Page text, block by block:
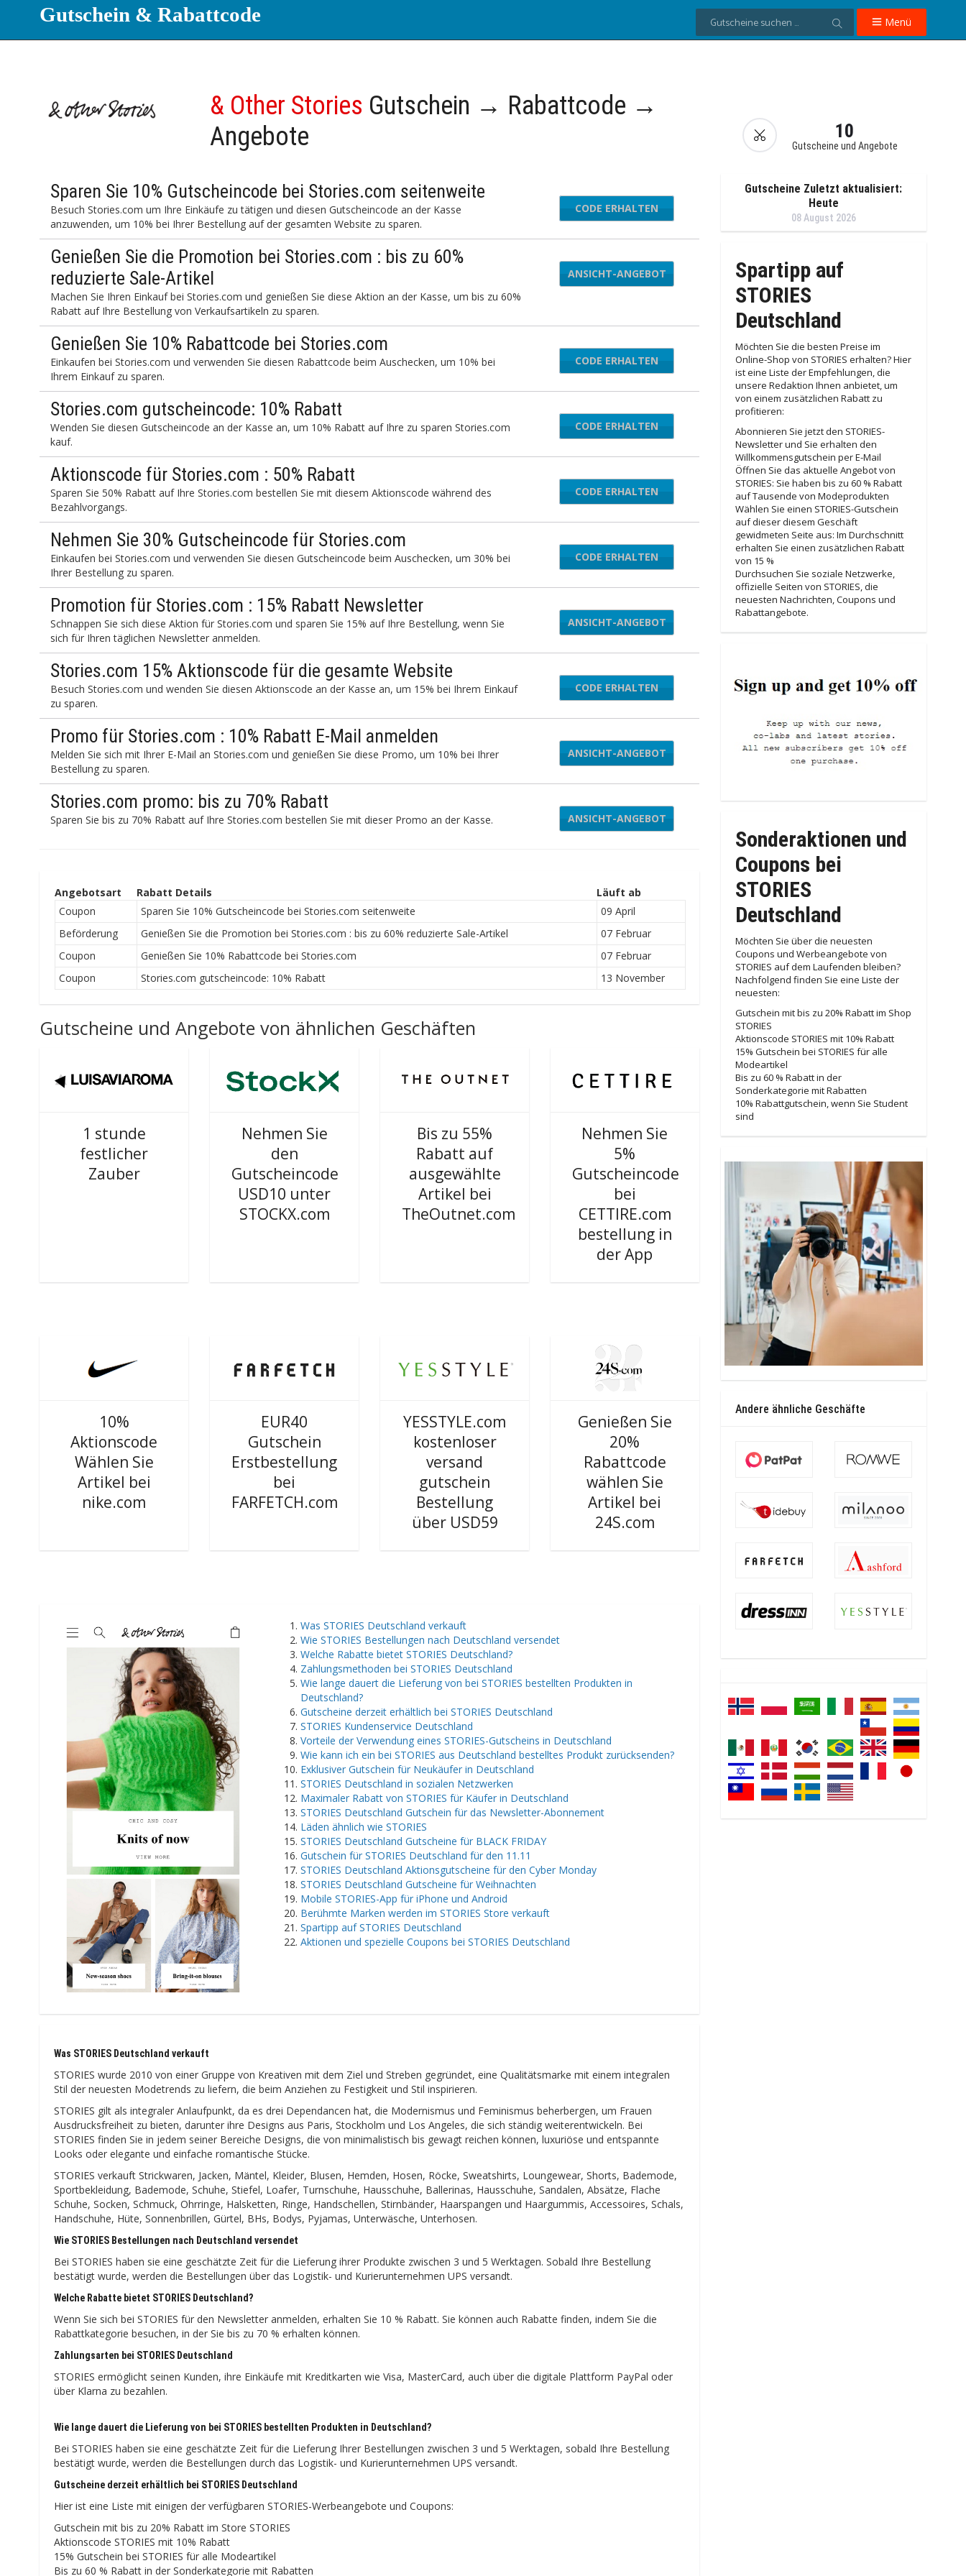
Gutschein & Rabattcode Menü
& Other Stories Gutschein → Rabattcode →
Angebote
10
Gutscheine und Angebote
Sparen Sie 10% Gutscheincode bei Stories.com seitenweite
Besuch Stories.com um Ihre Einkäufe zu tätigen und diesen Gutscheincode an der Kasse
anzuwenden, um 10% bei Ihrer Bestellung auf der gesamten Website zu sparen.
ORIES10
CODE ERHALTEN
Genießen Sie die Promotion bei Stories.com : bis zu 60%
reduzierte Sale-Artikel
Machen Sie Ihren Einkauf bei Stories.com und genießen Sie diese Aktion an der Kasse, um bis zu 60%
Rabatt auf Ihre Bestellung von Verkaufsartikeln zu sparen.
ANSICHT-ANGEBOT
Genießen Sie 10% Rabattcode bei Stories.com
Einkaufen bei Stories.com und verwenden Sie diesen Rabattcode beim Auschecken, um 10% bei
Ihrem Einkauf zu sparen.
OBILE10
CODE ERHALTEN
Stories.com gutscheincode: 10% Rabatt
Wenden Sie diesen Gutscheincode an der Kasse an, um 10% Rabatt auf Ihre zu sparen Stories.com
kauf.
ORIES10
CODE ERHALTEN
Aktionscode für Stories.com : 50% Rabatt
Sparen Sie 50% Rabatt auf Ihre Stories.com bestellen Sie mit diesem Aktionscode während des
Bezahlvorgangs.
GLOW50
CODE ERHALTEN
Nehmen Sie 30% Gutscheincode für Stories.com
Einkaufen bei Stories.com und verwenden Sie diesen Gutscheincode beim Auschecken, um 30% bei
Ihrer Bestellung zu sparen.
UMMER30
CODE ERHALTEN
Promotion für Stories.com : 15% Rabatt Newsletter
Schnappen Sie sich diese Aktion für Stories.com und sparen Sie 15% auf Ihre Bestellung, wenn Sie
sich für Ihren täglichen Newsletter anmelden.
ANSICHT-ANGEBOT
Stories.com 15% Aktionscode für die gesamte Website
Besuch Stories.com und wenden Sie diesen Aktionscode an der Kasse an, um 15% bei Ihrem Einkauf
zu sparen.
WELCOME
CODE ERHALTEN
Promo für Stories.com : 10% Rabatt E-Mail anmelden
Melden Sie sich mit Ihrer E-Mail an Stories.com und genießen Sie diese Promo, um 10% bei Ihrer
Bestellung zu sparen.
ANSICHT-ANGEBOT
Stories.com promo: bis zu 70% Rabatt
Sparen Sie bis zu 70% Rabatt auf Ihre Stories.com bestellen Sie mit dieser Promo an der Kasse. ANSICHT-ANGEBOT
Angebotsart Rabatt Details
Läuft ab
Coupon
Sparen Sie 10% Gutscheincode bei Stories.com seitenweite
09 April
Beförderung
Genießen Sie die Promotion bei Stories.com : bis zu 60% reduzierte Sale-Artikel
07 Februar
Coupon
Genießen Sie 10% Rabattcode bei Stories.com
07 Februar
Coupon
Stories.com gutscheincode: 10% Rabatt 13 November
Gutscheine und Angebote von ähnlichen Geschäften
1 stunde
festlicher
Zauber
Nehmen Sie
den
Gutscheincode
USD10 unter
STOCKX.com
Bis zu 55%
Rabatt auf
ausgewählte
Artikel bei
TheOutnet.com
Nehmen Sie
5%
Gutscheincode
bei
CETTIRE.com
bestellung in
der App
10%
Aktionscode
Wählen Sie
Artikel bei
nike.com
EUR40
Gutschein
Erstbestellung
bei
FARFETCH.com
YESSTYLE.com
kostenloser
versand
gutschein
Bestellung
über USD59
Genießen Sie
20%
Rabattcode
wählen Sie
Artikel bei
24S.com
​Was STORIES Deutschland verkauft
Wie STORIES Bestellungen nach Deutschland versendet
Welche Rabatte bietet STORIES Deutschland?
Zahlungsmethoden bei STORIES Deutschland
Wie lange dauert die Lieferung von bei STORIES bestellten Produkten in
Deutschland?
Gutscheine derzeit erhältlich bei STORIES Deutschland
STORIES Kundenservice Deutschland
Vorteile der Verwendung eines STORIES-Gutscheins in Deutschland
Wie kann ich ein bei STORIES aus Deutschland bestelltes Produkt zurücksenden?
Exklusiver Gutschein für Neukäufer in Deutschland
STORIES Deutschland in sozialen Netzwerken
Maximaler Rabatt von STORIES für Käufer in Deutschland
STORIES Deutschland Gutschein für das Newsletter-Abonnement
Läden ähnlich wie STORIES
STORIES Deutschland Gutscheine für BLACK FRIDAY
Gutschein für STORIES Deutschland für den 11.11
STORIES Deutschland Aktionsgutscheine für den Cyber ​​​​Monday
STORIES Deutschland Gutscheine für Weihnachten
Mobile STORIES-App für iPhone und Android
Berühmte Marken werden im STORIES Store verkauft
Spartipp auf STORIES Deutschland
Aktionen und spezielle Coupons bei STORIES Deutschland
Was STORIES Deutschland verkauft
STORIES wurde 2010 von einer Gruppe von Kreativen mit dem Ziel und Streben gegründet, eine Qualitätsmarke mit einem integralen
Stil der neuesten Modetrends zu liefern, die beim Anziehen zu Festigkeit und Stil inspirieren.
STORIES gilt als integraler Anlaufpunkt, da es drei Dependancen hat, die Modernismus und Feminismus beherbergen, um Frauen
Ausdrucksfreiheit zu bieten, darunter ihre Designs aus Paris, Stockholm und Los Angeles, die sich ständig weiterentwickeln. Bei
STORIES finden Sie in jedem seiner Bereiche Designs, die von minimalistisch bis gewagt reichen können, luxuriöse und entspannte
Looks oder elegante und einfache romantische Stücke.
STORIES verkauft Strickwaren, Jacken, Mäntel, Kleider, Blusen, Hemden, Hosen, Röcke, Sweatshirts, Loungewear, Shorts, Bademode,
Sportbekleidung, Bademode, Schuhe, Stiefel, Loafer, Turnschuhe, Hausschuhe, Ballerinas, Hausschuhe, Sandalen, Absätze, Flache
Schuhe, Socken, Schmuck, Ohrringe, Halsketten, Ringe, Handschellen, Stirnbänder, Haarspangen und Haargummis, Accessoires, Schals,
Handschuhe, Hüte, Sonnenbrillen, Gürtel, BHs, Bodys, Pyjamas, Unterwäsche, Unterhosen.
Wie STORIES Bestellungen nach Deutschland versendet
Bei STORIES haben sie eine geschätzte Zeit für die Lieferung ihrer Produkte zwischen 3 und 5 Werktagen. Sobald Ihre Bestellung
bestätigt wurde, werden die Bestellungen über das Logistik- und Kurierunternehmen UPS versandt.
Welche Rabatte bietet STORIES Deutschland?
Wenn Sie sich bei STORIES für den Newsletter anmelden, erhalten Sie 10 % Rabatt. Sie können auch Rabatte finden, indem Sie die
Rabattkategorie besuchen, in der Sie bis zu 70 % erhalten können.
Zahlungsarten bei STORIES Deutschland
STORIES ermöglicht seinen Kunden, ihre Einkäufe mit Kreditkarten wie Visa, MasterCard, auch über die digitale Plattform PayPal oder
über Klarna zu bezahlen.
Wie lange dauert die Lieferung von bei STORIES bestellten Produkten in Deutschland?
Bei STORIES haben sie eine geschätzte Zeit für die Lieferung Ihrer Bestellungen zwischen 3 und 5 Werktagen, sobald Ihre Bestellung
bestätigt wurde, werden die Bestellungen durch das Logistik- und Kurierunternehmen UPS versandt.
Gutscheine derzeit erhältlich bei STORIES Deutschland
Hier ist eine Liste mit einigen der verfügbaren STORIES-Werbeangebote und Coupons:
Gutschein mit bis zu 20% Rabatt im Store STORIES
Aktionscode STORIES mit 10% Rabatt
15% Gutschein bei STORIES für alle Modeartikel
Bis zu 60 % Rabatt in der Sonderkategorie mit Rabatten
Gutscheine Zuletzt aktualisiert:
Heute
08 August 2026
Spartipp auf
STORIES
Deutschland
Möchten Sie die besten Preise im
Online-Shop von STORIES erhalten? Hier
ist eine Liste der Empfehlungen, die
unsere Redaktion Ihnen anbietet, um
von einem zusätzlichen Rabatt zu
profitieren:
Abonnieren Sie jetzt den STORIES-
Newsletter und Sie erhalten den
Willkommensgutschein per E-Mail
Öffnen Sie das aktuelle Angebot von
STORIES: Sie haben bis zu 60 % Rabatt
auf Tausende von Modeprodukten
Wählen Sie einen STORIES-Gutschein
auf dieser diesem Geschäft
gewidmeten Seite aus: Im Durchschnitt
erhalten Sie einen zusätzlichen Rabatt
von 15 %
Durchsuchen Sie soziale Netzwerke,
offizielle Seiten von STORIES, die
neuesten Nachrichten, Coupons und
Rabattangebote.
Sonderaktionen und
Coupons bei
STORIES
Deutschland
Möchten Sie über die neuesten
Coupons und Werbeangebote von
STORIES auf dem Laufenden bleiben?
Nachfolgend finden Sie eine Liste der
neuesten:
Gutschein mit bis zu 20% Rabatt im Shop
STORIES
Aktionscode STORIES mit 10% Rabatt
15% Gutschein bei STORIES für alle
Modeartikel
Bis zu 60 % Rabatt in der
Sonderkategorie mit Rabatten
10% Rabattgutschein, wenn Sie Student
sind
Andere ähnliche Geschäfte